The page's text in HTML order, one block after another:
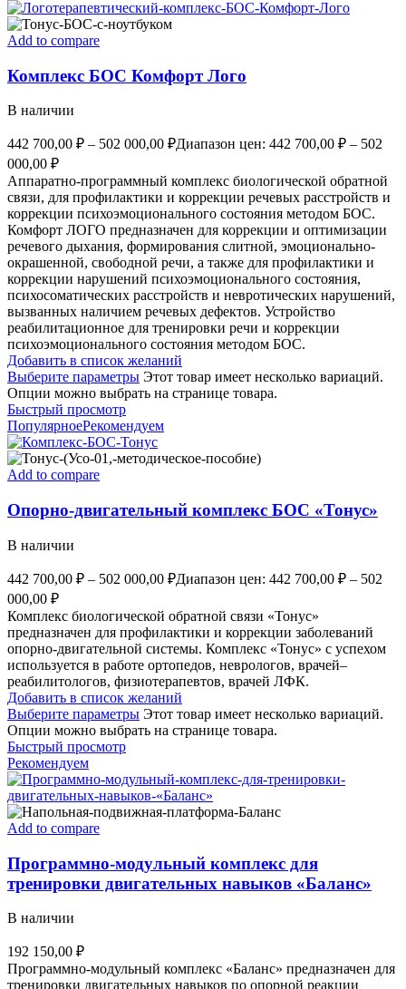
Add to compare
Комплекс БОС Комфорт Лого
В наличии
442 700,00 ₽ – 502 000,00 ₽Диапазон цен: 442 700,00 ₽ – 502
000,00 ₽
Аппаратно-программный комплекс биологической обратной
связи, для профилактики и коррекции речевых расстройств и
коррекции психоэмоционального состояния методом БОС.
Комфорт ЛОГО предназначен для коррекции и оптимизации
речевого дыхания, формирования слитной, эмоционально-
окрашенной, свободной речи, а также для профилактики и
коррекции нарушений психоэмоционального состояния,
психосоматических расстройств и невротических нарушений,
вызванных наличием речевых дефектов. Устройство
реабилитационное для тренировки речи и коррекции
психоэмоционального состояния методом БОС.
Добавить в список желаний
Выберите параметры Этот товар имеет несколько вариаций.
Опции можно выбрать на странице товара.
Быстрый просмотр
ПопулярноеРекомендуем
Add to compare
Опорно-двигательный комплекс БОС «Тонус»
В наличии
442 700,00 ₽ – 502 000,00 ₽Диапазон цен: 442 700,00 ₽ – 502
000,00 ₽
Комплекс биологической обратной связи «Тонус»
предназначен для профилактики и коррекции заболеваний
опорно-двигательной системы. Комплекс «Тонус» с успехом
используется в работе ортопедов, неврологов, врачей–
реабилитологов, физиотерапевтов, врачей ЛФК.
Добавить в список желаний
Выберите параметры Этот товар имеет несколько вариаций.
Опции можно выбрать на странице товара.
Быстрый просмотр
Рекомендуем
Add to compare
Программно-модульный комплекс для
тренировки двигательных навыков «Баланс»
В наличии
192 150,00 ₽
Программно-модульный комплекс «Баланс» предназначен для
тренировки двигательных навыков по опорной реакции